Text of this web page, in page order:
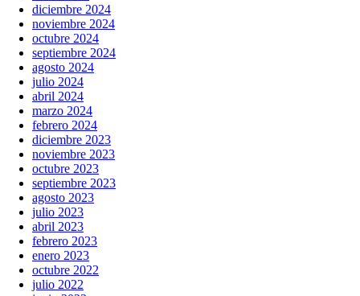
diciembre 2024
noviembre 2024
octubre 2024
septiembre 2024
agosto 2024
julio 2024
abril 2024
marzo 2024
febrero 2024
diciembre 2023
noviembre 2023
octubre 2023
septiembre 2023
agosto 2023
julio 2023
abril 2023
febrero 2023
enero 2023
octubre 2022
julio 2022